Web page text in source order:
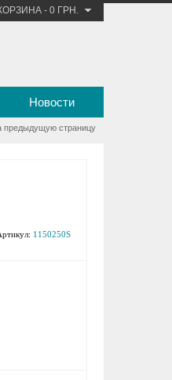
- 0 ГРН.
Новости
предыдущую страницу
1150250S